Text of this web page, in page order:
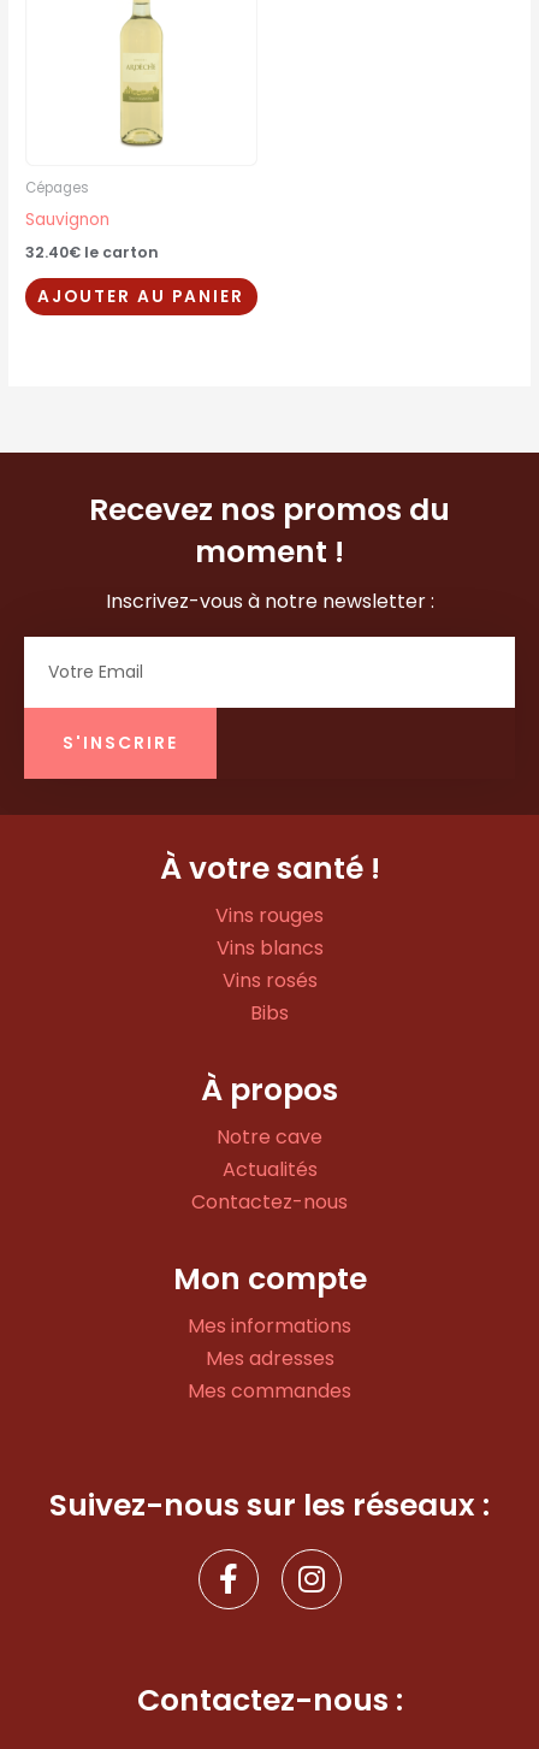
Cépages
Sauvignon
32.40€ le carton
AJOUTER AU PANIER
Recevez nos promos du
moment !
Inscrivez-vous à notre newsletter :
S'INSCRIRE
À votre santé !
Vins rouges
Vins blancs
Vins rosés
Bibs
À propos
Notre cave
Actualités
Contactez-nous
Mon compte
Mes informations
Mes adresses
Mes commandes
Suivez-nous sur les réseaux :
F
a
c
b
o
I
n
s
a
g
Contactez-nous :